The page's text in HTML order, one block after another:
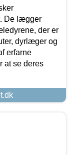
De lægger
der er
dyrlæger og
erfarne
at se deres